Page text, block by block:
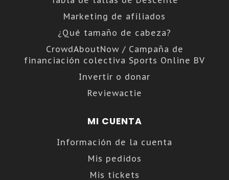
Marketing de afiliados
¿Qué tamaño de cabeza?
CrowdAboutNow / Campaña de
financiación colectiva Sports Online BV
Invertir o donar
Reviewactie
MI CUENTA
Información de la cuenta
Mis pedidos
Mis tickets